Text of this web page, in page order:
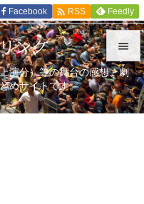


メニュ

Facebook  RSS Feedly
ンク
演分）等の舞台の感想、劇
めサイトです。